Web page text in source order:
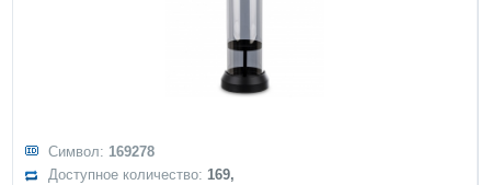
Символ: 169278
Доступное количество:169,